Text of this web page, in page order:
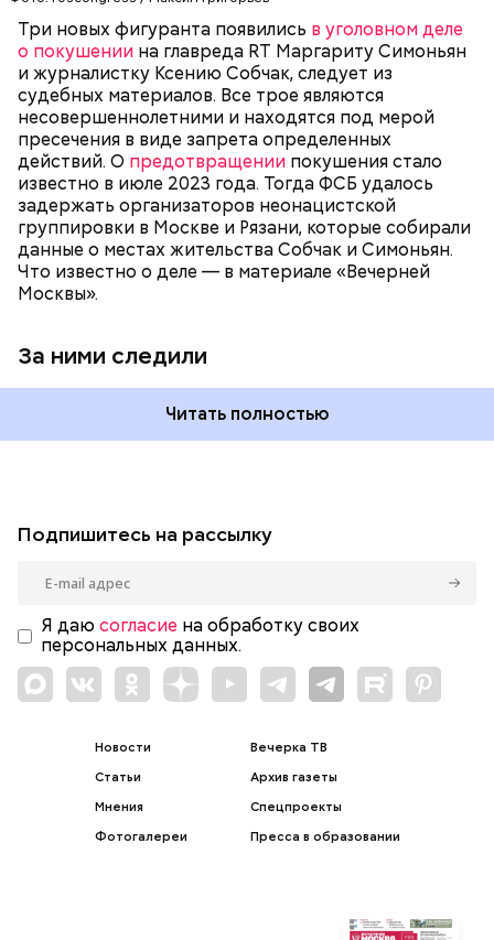
Три новых фигуранта появились в уголовном деле
о покушении на главреда RT Маргариту Симоньян
и журналистку Ксению Собчак, следует из
судебных материалов. Все трое являются
несовершеннолетними и находятся под мерой
пресечения в виде запрета определенных
действий. О предотвращении покушения стало
известно в июле 2023 года. Тогда ФСБ удалось
задержать организаторов неонацистской
группировки в Москве и Рязани, которые собирали
данные о местах жительства Собчак и Симоньян.
Что известно о деле — в материале «Вечерней
Москвы».
За ними следили
пытались выяснить их домашние адреса, чтобы в
перспективе устроить покушение.
Читать полностью
КСЕНИЯ СОБЧАК
Подпишитесь на рассылку
Я даю согласие на обработку своих
персональных данных.
Новости
Статьи
Мнения
Фотогалереи
Вечерка ТВ
Архив газеты
Спецпроекты
Пресса в образовании